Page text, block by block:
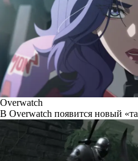
Overwatch
В Overwatch появится новый